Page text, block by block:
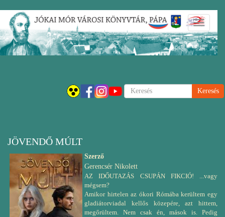
Ugrás
tartalomra
Keresés
JÖVENDŐ MÚLT
Szerző
Gerencsér Nikolett
AZ IDŐUTAZÁS CSUPÁN FIKCIÓ! ...vagy
mégsem?
Amikor hirtelen az ókori Rómába kerültem egy
gladiátorviadal kellős közepére, azt hittem,
megőrültem. Nem csak én, mások is. Pedig